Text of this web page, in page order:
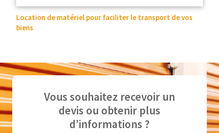
Location de matériel pour faciliter le transport de vos
biens
Vous souhaitez recevoir un
devis ou obtenir plus
d’informations ?